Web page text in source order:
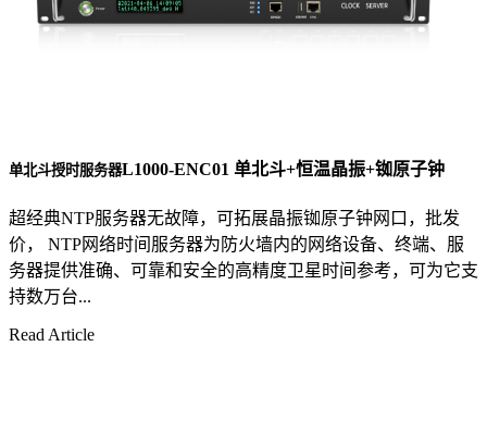
单北斗授时服务器L1000-ENC01 单北斗+恒温晶振+铷原子钟
超经典NTP服务器无故障，可拓展晶振铷原子钟网口，批发
价， NTP网络时间服务器为防火墙内的网络设备、终端、服
务器提供准确、可靠和安全的高精度卫星时间参考，可为它支
持数万台...
Read Article